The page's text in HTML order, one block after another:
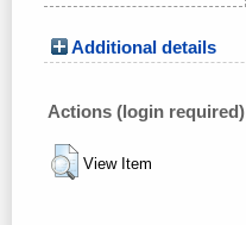
Additional details
Actions (login required)
View Item